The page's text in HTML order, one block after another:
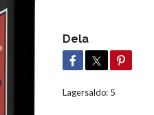
Dela
Lagersaldo: 5